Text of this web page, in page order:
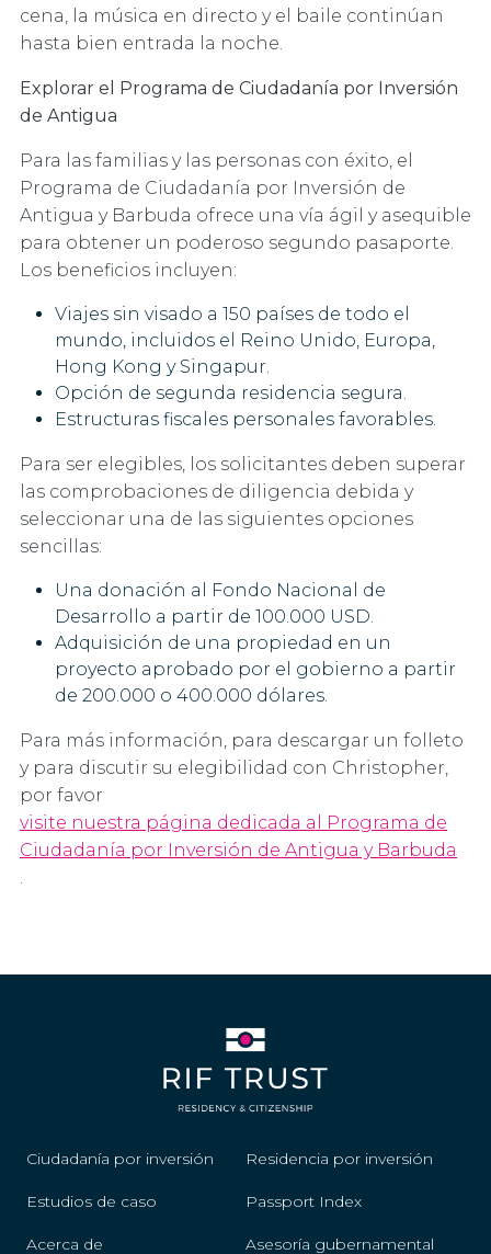
cena, la música en directo y el baile continúan
hasta bien entrada la noche.
Explorar el Programa de Ciudadanía por Inversión
de Antigua
Para las familias y las personas con éxito, el
Programa de Ciudadanía por Inversión de
Antigua y Barbuda ofrece una vía ágil y asequible
para obtener un poderoso segundo pasaporte.
Los beneficios incluyen:
Viajes sin visado a 150 países de todo el
mundo, incluidos el Reino Unido, Europa,
Hong Kong y Singapur.
Opción de segunda residencia segura.
Estructuras fiscales personales favorables.
Para ser elegibles, los solicitantes deben superar
las comprobaciones de diligencia debida y
seleccionar una de las siguientes opciones
sencillas:
Una donación al Fondo Nacional de
Desarrollo a partir de 100.000 USD.
Adquisición de una propiedad en un
proyecto aprobado por el gobierno a partir
de 200.000 o 400.000 dólares.
Para más información, para descargar un folleto
y para discutir su elegibilidad con Christopher,
por favor
visite nuestra página dedicada al Programa de
Ciudadanía por Inversión de Antigua y Barbuda
Ciudadanía por inversión Residencia por inversión
Estudios de caso Passport Index
Acerca de Asesoría gubernamental